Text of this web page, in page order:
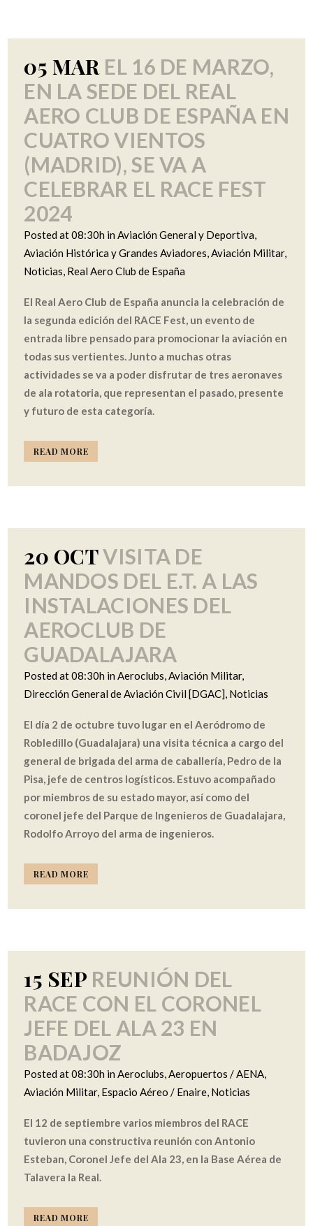
05 MAR EL 16 DE MARZO,
EN LA SEDE DEL REAL
AERO CLUB DE ESPAÑA EN
CUATRO VIENTOS
(MADRID), SE VA A
CELEBRAR EL RACE FEST
2024
Posted at 08:30h inAviación General y Deportiva,
Aviación Histórica y Grandes Aviadores,Aviación Militar,
Noticias, Real Aero Club de España
El Real Aero Club de España anuncia la celebración de
la segunda edición del RACE Fest, un evento de
entrada libre pensado para promocionar la aviación en
todas sus vertientes. Junto a muchas otras
actividades se va a poder disfrutar de tres aeronaves
de ala rotatoria, que representan el pasado, presente
y futuro de esta categoría.
READ MORE
20 OCT VISITA DE
MANDOS DEL E.T. A LAS
INSTALACIONES DEL
AEROCLUB DE
GUADALAJARA
Posted at 08:30h inAeroclubs,Aviación Militar,
Dirección General de Aviación Civil [DGAC], Noticias
El día 2 de octubre tuvo lugar en el Aeródromo de
Robledillo (Guadalajara) una visita técnica a cargo del
general de brigada del arma de caballería, Pedro de la
Pisa, jefe de centros logísticos. Estuvo acompañado
por miembros de su estado mayor, así como del
coronel jefe del Parque de Ingenieros de Guadalajara,
Rodolfo Arroyo del arma de ingenieros.
READ MORE
15 SEP REUNIÓN DEL
RACE CON EL CORONEL
JEFE DEL ALA 23 EN
BADAJOZ
Posted at 08:30h inAeroclubs,Aeropuertos / AENA,
Aviación Militar, Espacio Aéreo / Enaire, Noticias
El 12 de septiembre varios miembros del RACE
tuvieron una constructiva reunión con Antonio
Esteban, Coronel Jefe del Ala 23, en la Base Aérea de
Talavera la Real.
READ MORE